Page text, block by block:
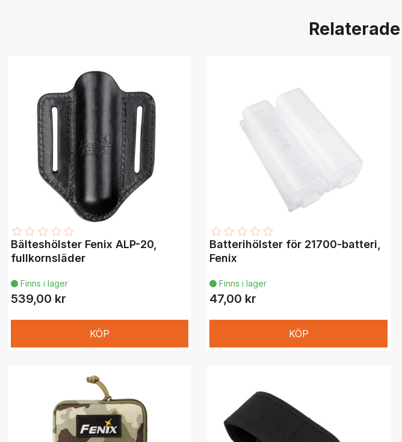
Finns i lager
Bälteshölster Fenix ALP-20,
fullkornsläder
539,00 kr
KÖP
 Finns i lager
Batterihölster för 21700-batteri,
Fenix
47,00 kr
KÖP